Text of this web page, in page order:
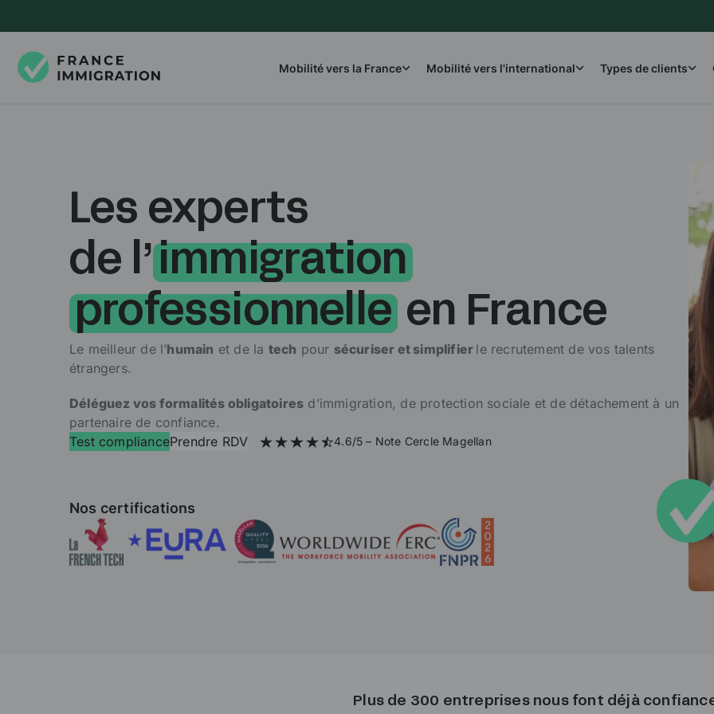
Mobilité vers la France Mobilité vers l'international Types de clients
Les experts
de l’ immigration
professionnelle en France
Le meilleur de l’humain et de la tech pour sécuriser et simplifier le recrutement de vos talents
étrangers.
Déléguez vos formalités obligatoires d’immigration, de protection sociale et de détachement à un
partenaire de confiance.
Test compliancePrendre RDV 4.6/5 – Note Cercle Magellan
Nos certifications
Plus de 300 entreprises nous font déjà